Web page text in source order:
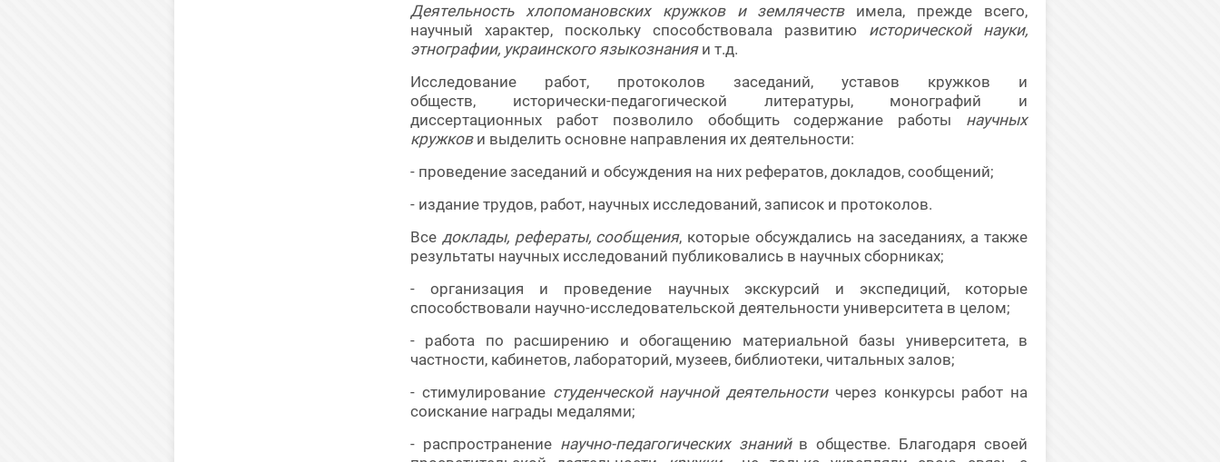
Деятельность хлопомановских кружков и землячествимела, прежде всего,
научный характер, поскольку способствовала развитию исторической науки,
этнографии, украинского языкознанияи т.д.
Исследование работ, протоколов заседаний, уставов кружков и
обществ, исторически-педагогической литературы, монографий и
диссертационных работ позволило обобщить содержание работы научных
кружкови выделить основне направления их деятельности:
- проведение заседаний и обсуждения на них рефератов, докладов, сообщений;
- издание трудов, работ, научных исследований, записок и протоколов.
Все доклады, рефераты, сообщения, которые обсуждались на заседаниях, а также
результаты научных исследований публиковались в научных сборниках;
- организация и проведение научных экскурсий и экспедиций, которые
способствовали научно-исследовательской деятельности университета в целом;
- работа по расширению и обогащению материальной базы университета, в
частности, кабинетов, лабораторий, музеев, библиотеки, читальных залов;
- стимулирование студенческой научной деятельностичерез конкурсы работ на
соискание награды медалями;
- распространение научно-педагогических знанийв обществе. Благодаря своей